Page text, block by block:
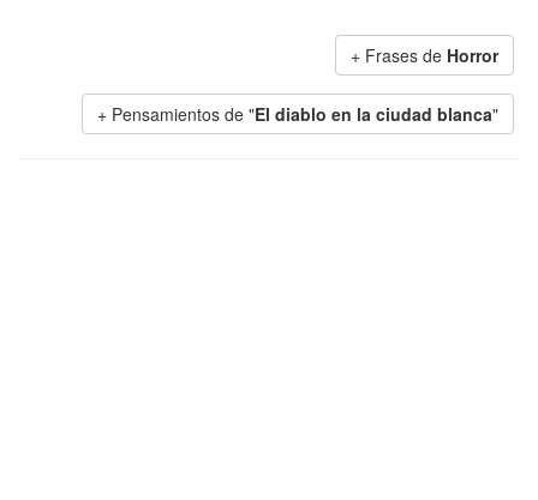
+ Frases de Horror
+ Pensamientos de "El diablo en la ciudad blanca"